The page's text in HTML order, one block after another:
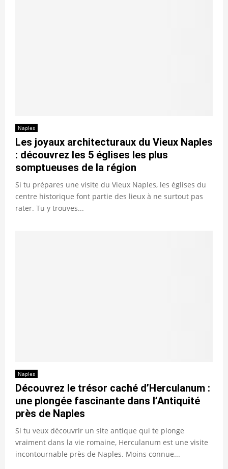
Naples
Les joyaux architecturaux du Vieux Naples
: découvrez les 5 églises les plus
somptueuses de la région
Si tu prépares une visite du Vieux Naples, les églises du
centre historique font partie des lieux à ne surtout pas
rater. Tu y trouves...
Naples
Découvrez le trésor caché d’Herculanum :
une plongée fascinante dans l’Antiquité
près de Naples
Si tu veux découvrir un site antique qui te plonge
vraiment dans la vie romaine, Herculanum est une visite
incontournable près de Naples. Moins connue...